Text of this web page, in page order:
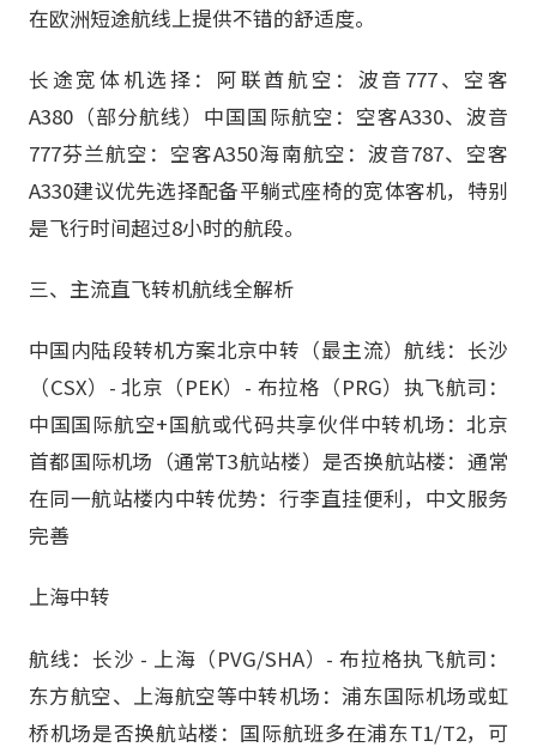
在欧洲短途航线上提供不错的舒适度。
长途宽体机选择：阿联酋航空：波音777、空客
A380（部分航线）中国国际航空：空客A330、波音
777芬兰航空：空客A350海南航空：波音787、空客
A330建议优先选择配备平躺式座椅的宽体客机，特别
是飞行时间超过8小时的航段。
三、主流直飞转机航线全解析
中国内陆段转机方案北京中转（最主流）航线：长沙
（CSX）- 北京（PEK）- 布拉格（PRG）执飞航司：
中国国际航空+国航或代码共享伙伴中转机场：北京
首都国际机场（通常T3航站楼）是否换航站楼：通常
在同一航站楼内中转优势：行李直挂便利，中文服务
完善
上海中转
航线：长沙 - 上海（PVG/SHA）- 布拉格执飞航司：
东方航空、上海航空等中转机场：浦东国际机场或虹
桥机场是否换航站楼：国际航班多在浦东T1/T2，可